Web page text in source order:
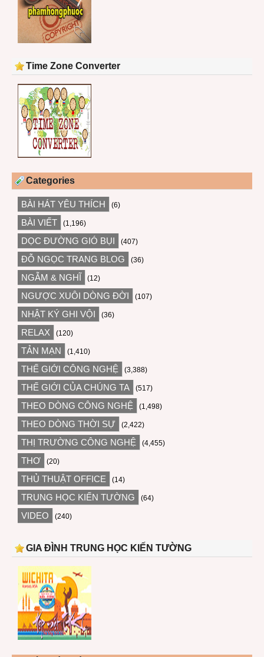
Time Zone Converter
Categories
BÀI HÁT YÊU THÍCH (6)
BÀI VIẾT (1,196)
DỌC ĐƯỜNG GIÓ BỤI (407)
ĐỖ NGỌC TRANG BLOG (36)
NGẪM & NGHĨ (12)
NGƯỢC XUÔI DÒNG ĐỜI (107)
NHẬT KÝ GHI VỘI (36)
RELAX (120)
TẢN MẠN (1,410)
THẾ GIỚI CÔNG NGHỆ (3,388)
THẾ GIỚI CỦA CHÚNG TA (517)
THEO DÒNG CÔNG NGHỆ (1,498)
THEO DÒNG THỜI SỰ (2,422)
THỊ TRƯỜNG CÔNG NGHỆ (4,455)
THƠ (20)
THỦ THUẬT OFFICE (14)
TRUNG HỌC KIẾN TƯỜNG (64)
VIDEO (240)
GIA ĐÌNH TRUNG HỌC KIẾN TƯỜNG